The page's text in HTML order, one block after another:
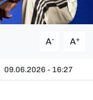
A- A+
09.06.2026 - 16:27